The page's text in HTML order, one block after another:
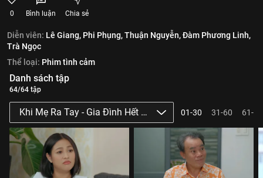
0 Bình luận Chia sẻ
Diễn viên: Lê Giang, Phi Phụng,Thuận Nguyễn,Đàm Phương Linh,
Trà Ngọc
Thể loại: Phim tình cảm
Danh sách tập
64/64 tập
Khi Mẹ Ra Tay - Gia Đình Hết Sảy Phần 301-30 31-60 61-64